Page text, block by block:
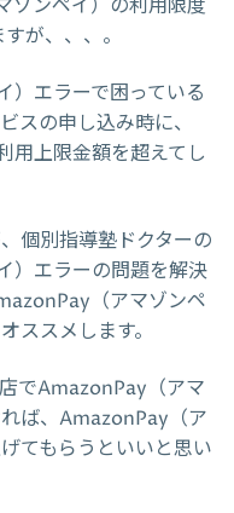
ゾンペイ）の利用限度
が、、、。
）エラーで困っている
スの申し込み時に、
用上限金額を超えてし
個別指導塾ドクターの
）エラーの問題を解決
（アマゾンペ
ススメします。
でAmazonPay（アマ
ば、AmazonPay（ア
てもらうといいと思い